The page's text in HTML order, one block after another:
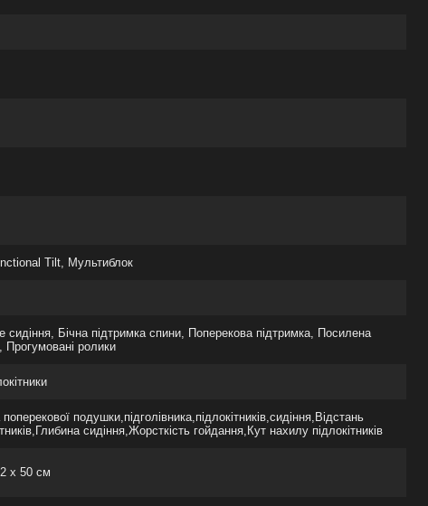
Tilt, Мультиблок
сидіння, Бічна підтримка спини, Поперекова підтримка, Посилена
Прогумовані ролики
подушки,підголівника,підлокітників,сидіння,Відстань
сидіння,Жорсткість гойдання,Кут нахилу підлокітників
х 50 см